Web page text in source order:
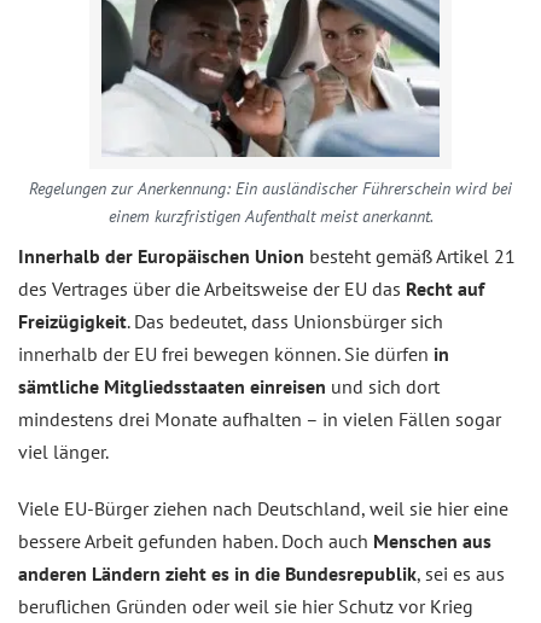
Regelungen zur Anerkennung: Ein ausländischer Führerschein wird bei
einem kurzfristigen Aufenthalt meist anerkannt.
Innerhalb der Europäischen Union besteht gemäß Artikel 21
des Vertrages über die Arbeitsweise der EU das Recht auf
Freizügigkeit. Das bedeutet, dass Unionsbürger sich
innerhalb der EU frei bewegen können. Sie dürfen in
sämtliche Mitgliedsstaaten einreisen und sich dort
mindestens drei Monate aufhalten – in vielen Fällen sogar
viel länger.
Viele EU-Bürger ziehen nach Deutschland, weil sie hier eine
bessere Arbeit gefunden haben. Doch auch Menschen aus
anderen Ländern zieht es in die Bundesrepublik, sei es aus
beruflichen Gründen oder weil sie hier Schutz vor Krieg